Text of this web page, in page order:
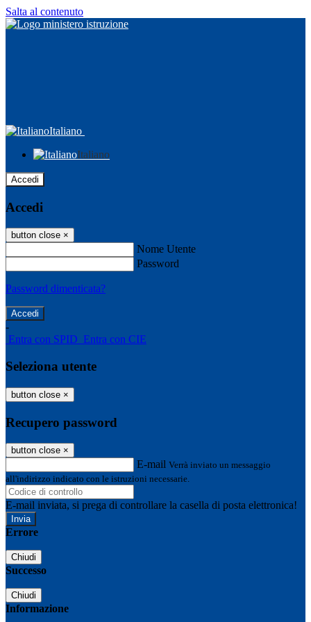
Salta al contenuto
Italiano
Italiano
Accedi
Accedi
button close ×
Nome Utente
Password
Password dimenticata?
-
Entra con SPID Entra con CIE
Seleziona utente
button close ×
Recupero password
button close ×
E-mail Verrà inviato un messaggio
all'indirizzo indicato con le istruzioni necessarie.
E-mail inviata, si prega di controllare la casella di posta elettronica!
Errore
Chiudi
Successo
Chiudi
Informazione